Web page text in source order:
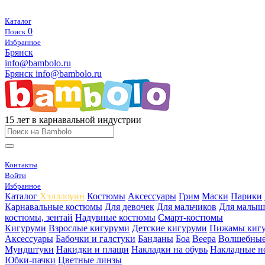
Каталог
Поиск 0
Избранное
Брянск
info@bambolo.ru
Брянск info@bambolo.ru
15 лет в карнавальной индустрии
Контакты
Войти
Избранное
Каталог Хэлллоуин Костюмы Аксессуары Грим Маски Парики
Карнавальные костюмы Для девочек Для мальчиков Для
костюмы, зентай Надувные костюмы Смарт-костюмы
Кигуруми Взрослые кигуруми Детские кигуруми Пижамы
Аксессуары Бабочки и галстуки Банданы Боа Веера
Мундштуки Накидки и плащи Накладки на обувь Накладные
Юбки-пачки Цветные линзы